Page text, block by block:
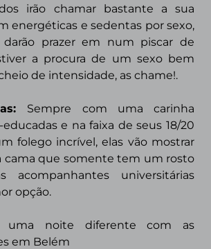
irão chamar bastante a sua
energéticas e sedentas por sexo,
prazer em num piscar de
a procura de um sexo bem
de intensidade, as chame!.
Sempre com uma carinha
e na faixa de seus 18/20
folego incrível, elas vão mostrar
cama que somente tem um rosto
acompanhantes universitárias
opção.
uma noite diferente com as
em Belém